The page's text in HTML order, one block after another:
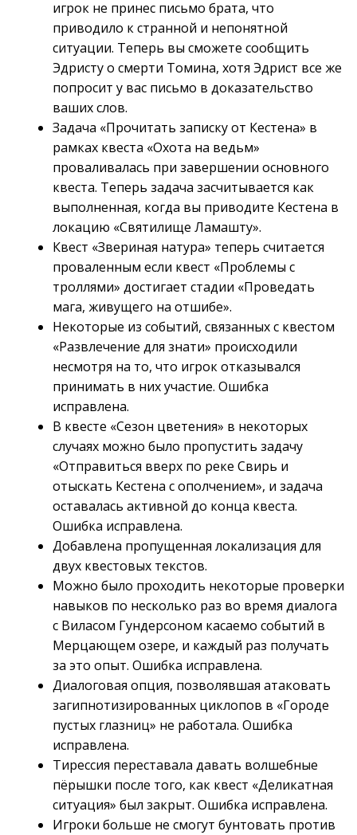
игрок не принес письмо брата, что
приводило к странной и непонятной
ситуации. Теперь вы сможете сообщить
Эдристу о смерти Томина, хотя Эдрист все же
попросит у вас письмо в доказательство
ваших слов.
Задача «Прочитать записку от Кестена» в
рамках квеста «Охота на ведьм»
проваливалась при завершении основного
квеста. Теперь задача засчитывается как
выполненная, когда вы приводите Кестена в
локацию «Святилище Ламашту».
Квест «Звериная натура» теперь считается
проваленным если квест «Проблемы с
троллями» достигает стадии «Проведать
мага, живущего на отшибе».
Некоторые из событий, связанных с квестом
«Развлечение для знати» происходили
несмотря на то, что игрок отказывался
принимать в них участие. Ошибка
исправлена.
В квесте «Сезон цветения» в некоторых
случаях можно было пропустить задачу
«Отправиться вверх по реке Свирь и
отыскать Кестена с ополчением», и задача
оставалась активной до конца квеста.
Ошибка исправлена.
Добавлена пропущенная локализация для
двух квестовых текстов.
Можно было проходить некоторые проверки
навыков по несколько раз во время диалога
с Виласом Гундерсоном касаемо событий в
Мерцающем озере, и каждый раз получать
за это опыт. Ошибка исправлена.
Диалоговая опция, позволявшая атаковать
загипнотизированных циклопов в «Городе
пустых глазниц» не работала. Ошибка
исправлена.
Тирессия переставала давать волшебные
пёрышки после того, как квест «Деликатная
ситуация» был закрыт. Ошибка исправлена.
Игроки больше не смогут бунтовать против